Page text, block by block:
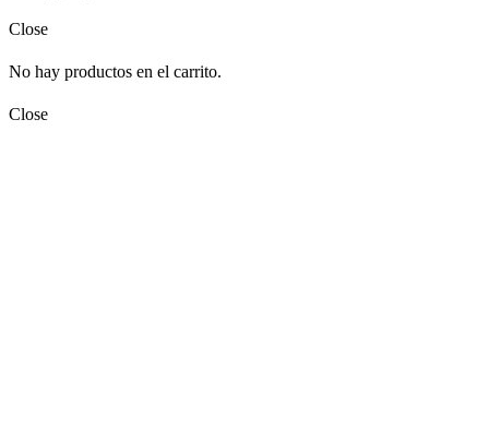
Close
No hay productos en el carrito.
Close